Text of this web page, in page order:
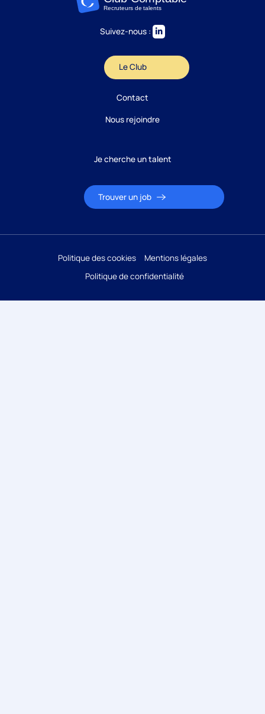
Suivez-nous :
Le Club
Contact
Nous rejoindre
Je cherche un talent
Trouver un job
Politique des cookies
Mentions légales
Politique de confidentialité